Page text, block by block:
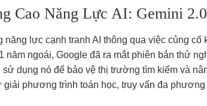
Cao Năng Lực AI: Gemini 2.0
lực cạnh tranh AI thông qua việc củng cố
năm ngoái, Google đã ra mắt phiên bản thử
dụng nó để bảo vệ thị trường tìm kiếm và
phương trình toán học, truy vấn đa